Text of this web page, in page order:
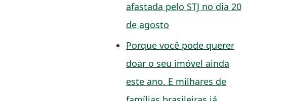
afastada pelo STJ no dia 20
de agosto
Porque você pode querer
doar o seu imóvel ainda
este ano. E milhares de